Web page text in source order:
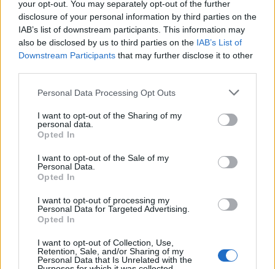
your opt-out. You may separately opt-out of the further
disclosure of your personal information by third parties on the
IAB’s list of downstream participants. This information may
also be disclosed by us to third parties on the IAB’s List of
Downstream Participants that may further disclose it to other
Please note that this website/app uses one or more Google
not limited to your visit or usage behaviour. You may click to
grant or deny consent to Google and its third-party tags to
use your data for below specified purposes in below Google
consent section.
Personal Data Processing Opt Outs
I want to opt-out of the Sharing of my
personal data.
Opted In
I want to opt-out of the Sale of my
Personal Data.
Opted In
I want to opt-out of processing my
Personal Data for Targeted Advertising.
Opted In
I want to opt-out of Collection, Use,
Retention, Sale, and/or Sharing of my
Personal Data that Is Unrelated with the
Kívül-belül lenyűgöző Budapest
Fentről.hu - retro légifotók, sok
2015. március 11.
A VBK Facebook oldalán indult egy kis víztorony-
felismerő játék. A lényege: ismerj fel minél több